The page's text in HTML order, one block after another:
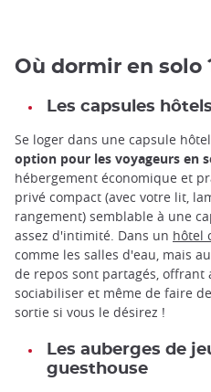
Où dormir en solo
Les capsules hôtels
Se loger dans une capsule
option pour les voyageurs en
hébergement économique et
privé compact (avec votre lit,
rangement) semblable à une
assez d'intimité. Dans un hôtel
comme les salles d'eau, mais
de repos sont partagés, offrant
sociabiliser et même de faire
sortie si vous le désirez !
Les auberges de
guesthouse